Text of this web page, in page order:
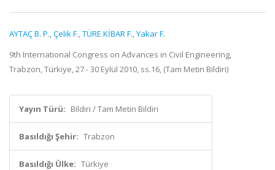
AYTAÇ B. P.,Çelik F.,TÜRE KİBAR F.,Yakar F.
9th International Congress on Advances in Civil Engineering,
Trabzon, Türkiye, 27 - 30 Eylül 2010, ss.16, (Tam Metin Bildiri)
Yayın Türü: Bildiri / Tam Metin Bildiri
Basıldığı Şehir: Trabzon
Basıldığı Ülke: Türkiye